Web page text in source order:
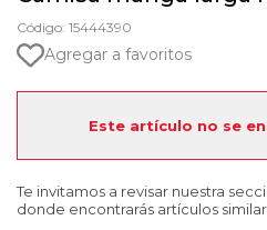
Código: 15444390
Agregar a favoritos
Este artículo no se
Te invitamos a revisar nuestra
donde encontrarás artículos